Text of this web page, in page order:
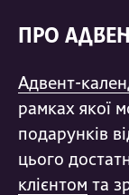
ПРО
Адвент-
рамках якої
подарунків
цього
клієнтом та